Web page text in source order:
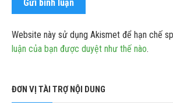
Website này sử dụng Akismet để hạn chế
luận của bạn được duyệt như thế nào.
ĐƠN VỊ TÀI TRỢ NỘI DUNG